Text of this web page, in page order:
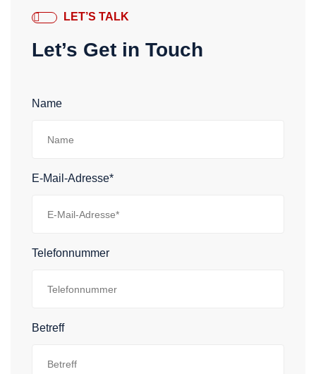
LET’S TALK
Let’s Get in Touch
Name
E-Mail-Adresse*
Telefonnummer
Betreff